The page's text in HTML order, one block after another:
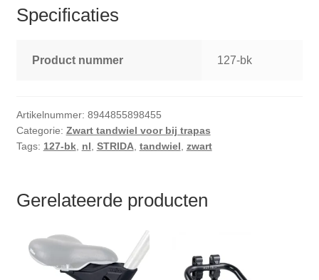
Specificaties
Product nummer 127-bk
Artikelnummer: 8944855898455
Categorie: Zwart tandwiel voor bij trapas
Tags: 127-bk, nl, STRIDA, tandwiel, zwart
Gerelateerde producten